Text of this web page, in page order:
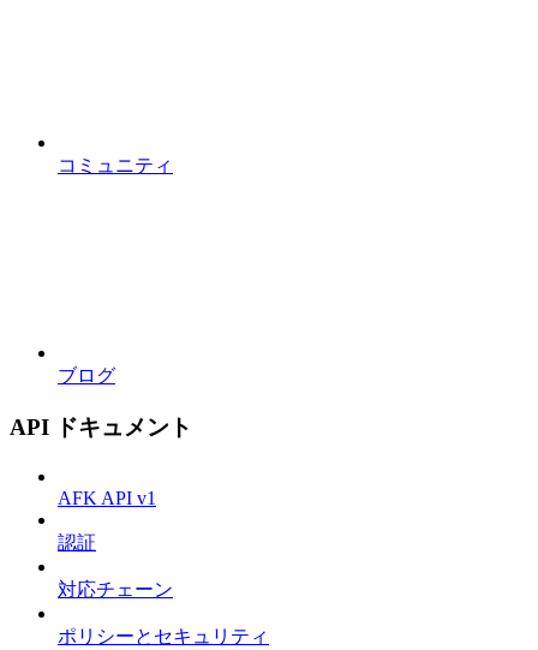
コミュニティ
ブログ
API ドキュメント
AFK API v1
認証
対応チェーン
ポリシーとセキュリティ